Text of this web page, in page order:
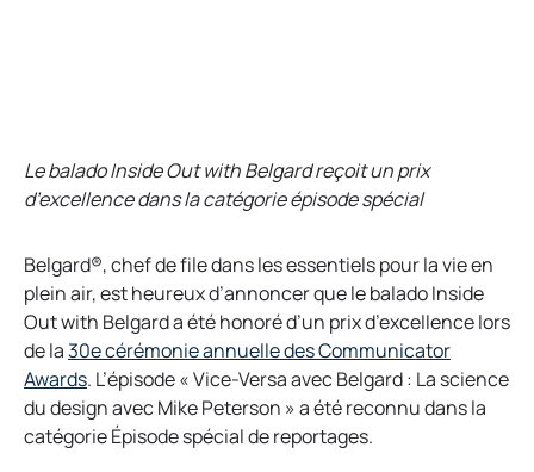
Le balado Inside Out with Belgard reçoit un prix
d’excellence dans la catégorie épisode spécial
Belgard®, chef de file dans les essentiels pour la vie en
plein air, est heureux d’annoncer que le balado Inside
Out with Belgard a été honoré d’un prix d’excellence lors
de la30e cérémonie annuelle des Communicator
Awards. L’épisode « Vice-Versa avec Belgard : La science
du design avec Mike Peterson » a été reconnu dans la
catégorie Épisode spécial de reportages.